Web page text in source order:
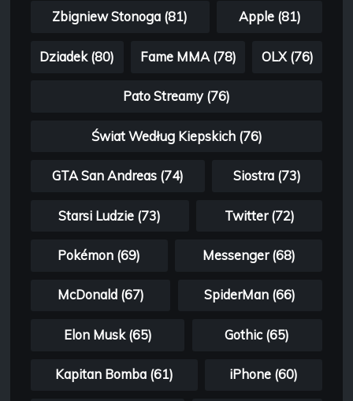
Zbigniew Stonoga (81) Apple (81)
Dziadek (80) Fame MMA (78) OLX (76)
Pato Streamy (76)
Świat Według Kiepskich (76)
GTA San Andreas (74) Siostra (73)
Starsi Ludzie (73) Twitter (72)
Pokémon (69) Messenger (68)
McDonald (67) SpiderMan (66)
Elon Musk (65) Gothic (65)
Kapitan Bomba (61) iPhone (60)